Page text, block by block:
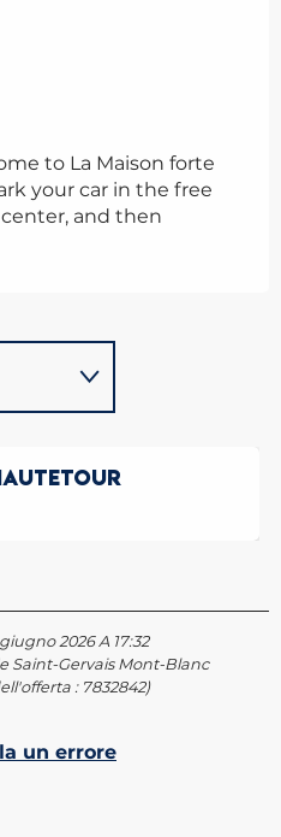
to La Maison forte
your car in the free
and then
2026 A 17:32
Saint-Gervais Mont-Blanc
: 7832842)
un errore